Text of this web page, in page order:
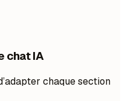
chat IA
chaque section